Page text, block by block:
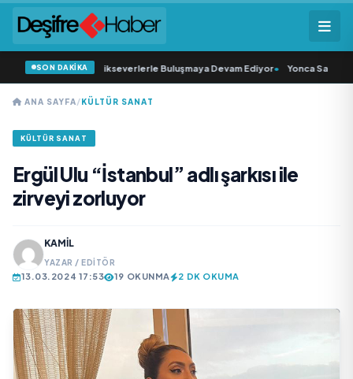
SON DAKİKA
Konser Serisi Müzikseverlerle Buluşmaya Devam Ediyor• Yonca Samlı
ANA SAYFA/KÜLTÜR SANAT
KÜLTÜR SANAT
Ergül Ulu “İstanbul” adlı şarkısı ile
zirveyi zorluyor
KAMIL
YAZAR / EDITÖR
13.03.2024 17:53 19 OKUNMA 2 DK OKUMA